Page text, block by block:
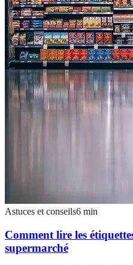
Astuces et conseils6 min
Comment lire les
supermarché